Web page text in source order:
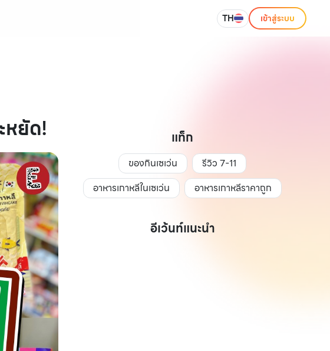
TH เข้าสู่ระบบ
หยัด! แท็ก
ของกินเซเว่น
รีวิว 7-11
อาหารเกาหลีในเซเว่น
อาหารเกาหลีราคาถูก
อีเว้นท์แนะนำ